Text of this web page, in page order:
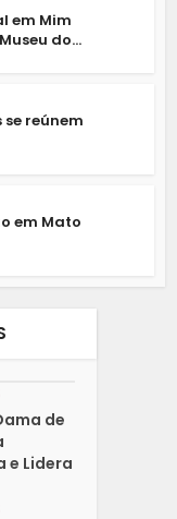
em Mim
do...
reúnem
em Mato
de
e Lidera